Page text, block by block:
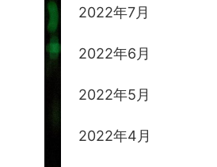
2022年7月
2022年6月
2022年5月
2022年4月